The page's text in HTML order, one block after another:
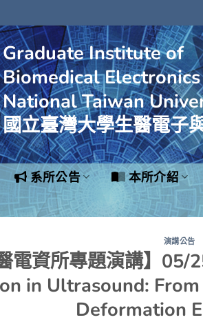
Graduate Institute of
Biomedical
National Taiwan
國立臺灣大學生醫電子
系所公告 本所介紹
演講公告
醫電資所專題演講】
in Ultrasound:
Deformation